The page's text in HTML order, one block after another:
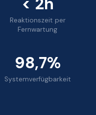
Reaktionszeit per
Fernwartung
98,7%
Systemverfügbarkeit